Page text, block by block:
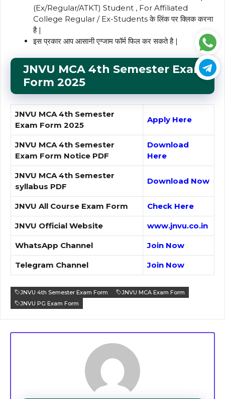
(Ex/Regular/ATKT) Student , For Affiliated
College Regular / Ex-Students के लिंक पर क्लिक करना
है |
इस प्रकार आप आसानी एग्जाम फॉर्म फिल कर सकते है |
JNVU MCA 4th Semester Exam
Form 2025
JNVU MCA 4th Semester
Exam Form 2025
Apply Here
JNVU MCA 4th Semester
Exam Form Notice PDF
Download
Here
JNVU MCA 4th Semester
syllabus PDF
Download Now
JNVU All Course Exam Form Check Here
JNVU Official Website www.jnvu.co.in
WhatsApp Channel Join Now
Telegram Channel Join Now
JNVU 4th Semester Exam Form
JNVU MCA Exam Form
JNVU PG Exam Form